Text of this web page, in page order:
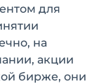
для
на
акции
бирже, они